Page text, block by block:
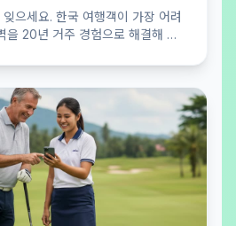
으세요. 한국 여행객이 가장 어려
을 20년 거주 경험으로 해결해 드